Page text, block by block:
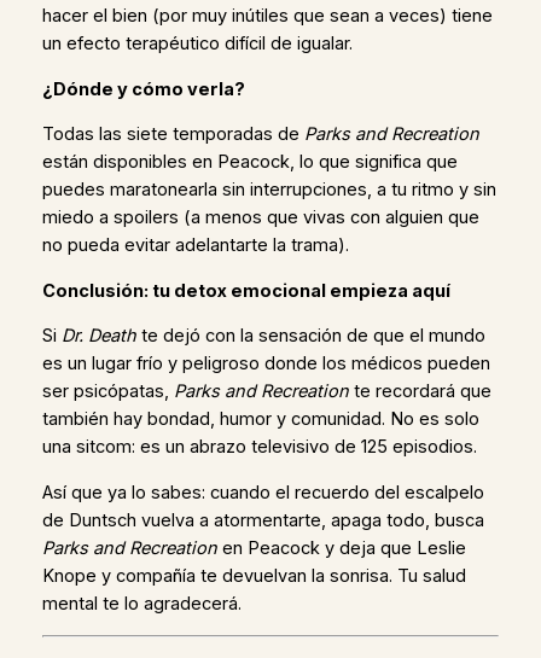
hacer el bien (por muy inútiles que sean a veces) tiene
un efecto terapéutico difícil de igualar.
¿Dónde y cómo verla?
Todas las siete temporadas de Parks and Recreation
están disponibles en Peacock, lo que significa que
puedes maratonearla sin interrupciones, a tu ritmo y sin
miedo a spoilers (a menos que vivas con alguien que
no pueda evitar adelantarte la trama).
Conclusión: tu detox emocional empieza aquí
Si Dr. Deathte dejó con la sensación de que el mundo
es un lugar frío y peligroso donde los médicos pueden
ser psicópatas, Parks and Recreationte recordará que
también hay bondad, humor y comunidad. No es solo
una sitcom: es un abrazo televisivo de 125 episodios.
Así que ya lo sabes: cuando el recuerdo del escalpelo
de Duntsch vuelva a atormentarte, apaga todo, busca
Parks and Recreationen Peacock y deja que Leslie
Knope y compañía te devuelvan la sonrisa. Tu salud
mental te lo agradecerá.